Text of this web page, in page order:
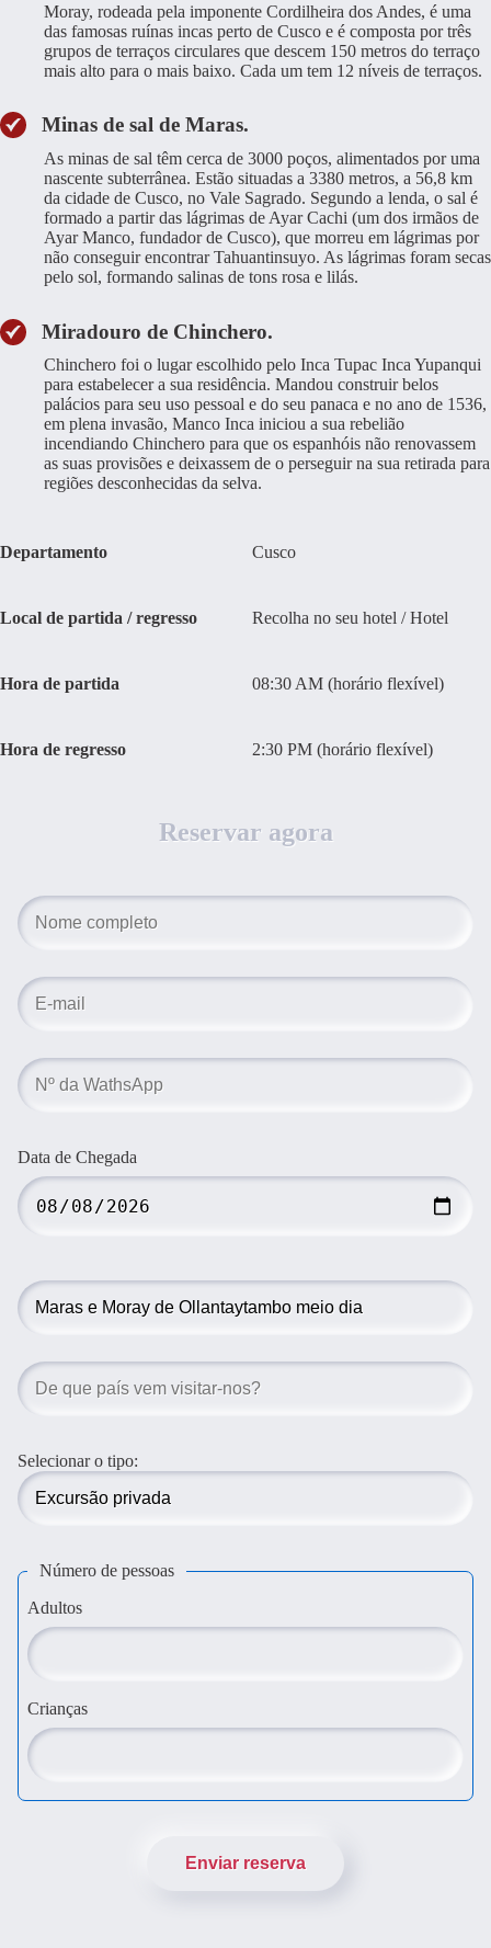
Moray, rodeada pela imponente Cordilheira dos Andes, é uma
das famosas ruínas incas perto de Cusco e é composta por três
grupos de terraços circulares que descem 150 metros do terraço
mais alto para o mais baixo. Cada um tem 12 níveis de terraços.
Minas de sal de Maras.
As minas de sal têm cerca de 3000 poços, alimentados por uma
nascente subterrânea. Estão situadas a 3380 metros, a 56,8 km
da cidade de Cusco, no Vale Sagrado. Segundo a lenda, o sal é
formado a partir das lágrimas de Ayar Cachi (um dos irmãos de
Ayar Manco, fundador de Cusco), que morreu em lágrimas por
não conseguir encontrar Tahuantinsuyo. As lágrimas foram secas
pelo sol, formando salinas de tons rosa e lilás.
Miradouro de Chinchero.
Chinchero foi o lugar escolhido pelo Inca Tupac Inca Yupanqui
para estabelecer a sua residência. Mandou construir belos
palácios para seu uso pessoal e do seu panaca e no ano de 1536,
em plena invasão, Manco Inca iniciou a sua rebelião
incendiando Chinchero para que os espanhóis não renovassem
as suas provisões e deixassem de o perseguir na sua retirada para
regiões desconhecidas da selva.
Departamento Cusco
Local de partida / regresso Recolha no seu hotel / Hotel
Hora de partida 08:30 AM (horário flexível)
Hora de regresso 2:30 PM (horário flexível)
Reservar agora
Data de Chegada
Selecionar o tipo:
Número de pessoas
Adultos
Crianças
Enviar reserva